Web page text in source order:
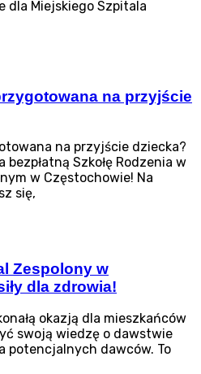
dla Miejskiego Szpitala
na przyjście
na przyjście dziecka?
Szkołę Rodzenia w
w Częstochowie! Na
się,
Zespolony w
dla zdrowia!
okazją dla mieszkańców
swoją wiedzę o dawstwie
potencjalnych dawców. To